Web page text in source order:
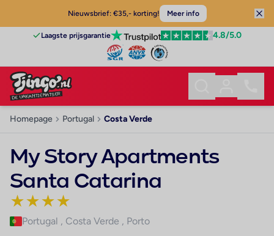
Nieuwsbrief: €35,- korting! Meer info
Laagste prijsgarantie 4.8/5.0
Homepage Portugal Costa Verde
My Story Apartments
Santa Catarina
★★★★
Portugal , Costa Verde , Porto